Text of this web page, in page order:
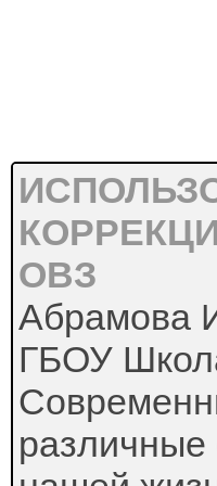
ОВЗ
Абрамова
ГБОУ